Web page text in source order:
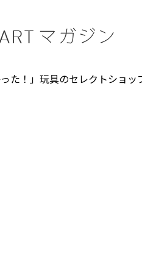
た！」玩具のセレクトショッ